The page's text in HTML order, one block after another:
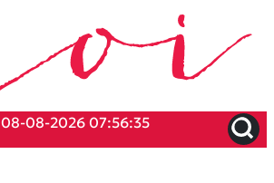
08-08-2026 07:56:35